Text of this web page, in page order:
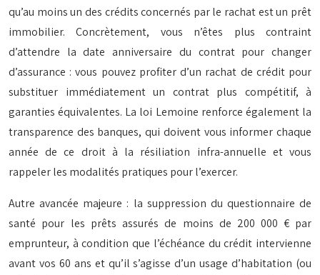
qu’au moins un des crédits concernés par le rachat est un prêt
immobilier. Concrètement, vous n’êtes plus contraint
d’attendre la date anniversaire du contrat pour changer
d’assurance : vous pouvez profiter d’un rachat de crédit pour
substituer immédiatement un contrat plus compétitif, à
garanties équivalentes. La loi Lemoine renforce également la
transparence des banques, qui doivent vous informer chaque
année de ce droit à la résiliation infra-annuelle et vous
rappeler les modalités pratiques pour l’exercer.
Autre avancée majeure : la suppression du questionnaire de
santé pour les prêts assurés de moins de 200 000 € par
emprunteur, à condition que l’échéance du crédit intervienne
avant vos 60 ans et qu’il s’agisse d’un usage d’habitation (ou